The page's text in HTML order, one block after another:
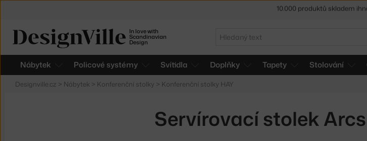
In love with
Scandinavian
Design
Hledat
Nábytek Policové systémy Svítidla Doplňky Tapety Stolování
Designville.cz > Nábytek > Konferenční stolky > Konferenční stolky HAY
Servírovací stolek
Sleva 5 % pro odběratele